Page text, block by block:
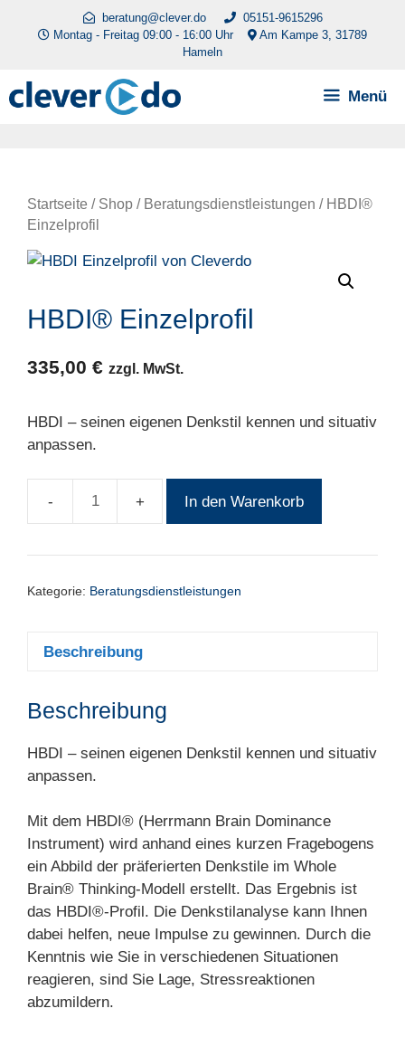
beratung@clever.do
05151-9615296
Montag - Freitag 09:00 - 16:00 Uhr
Am Kampe 3, 31789
Hameln
Menü
Startseite / Shop / Beratungsdienstleistungen / HBDI®
Einzelprofil
HBDI® Einzelprofil
335,00 € zzgl. MwSt.
HBDI – seinen eigenen Denkstil kennen und situativ
anpassen.
HBDI®
Menge
In den Warenkorb
Kategorie: Beratungsdienstleistungen
Beschreibung
Beschreibung
HBDI – seinen eigenen Denkstil kennen und situativ
anpassen.
Mit dem HBDI® (Herrmann Brain Dominance
Instrument) wird anhand eines kurzen Fragebogens
ein Abbild der präferierten Denkstile im Whole
Brain® Thinking-Modell erstellt. Das Ergebnis ist
das HBDI®-Profil. Die Denkstilanalyse kann Ihnen
dabei helfen, neue Impulse zu gewinnen. Durch die
Kenntnis wie Sie in verschiedenen Situationen
reagieren, sind Sie Lage, Stressreaktionen
abzumildern.